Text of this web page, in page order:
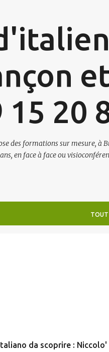
20
des formations sur mesure, à
en face à face ou
TOUT
da scoprire : Niccolo'